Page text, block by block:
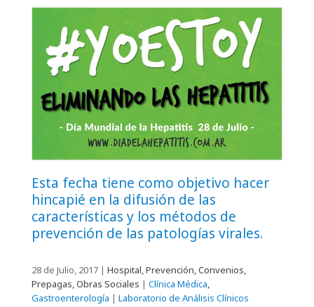
Esta fecha tiene como objetivo hacer
hincapié en la difusión de las
características y los métodos de
prevención de las patologías virales.
28 de Julio, 2017 | Hospital, Prevención, Convenios,
Prepagas, Obras Sociales | Clínica Médica,
Gastroenterología | Laboratorio de Análisis Clínicos